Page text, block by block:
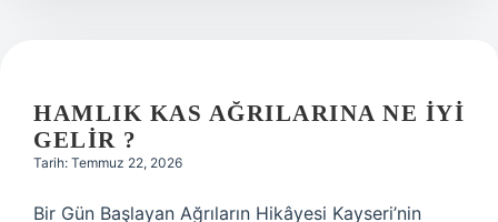
HAMLIK KAS AĞRILARINA NE IYI
GELIR ?
Tarih: Temmuz 22, 2026
Bir Gün Başlayan Ağrıların Hikâyesi Kayseri’nin